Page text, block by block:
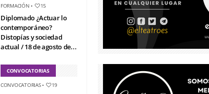
FORMACIÓN • 15
Diplomado ¿Actuar lo
contemporáneo?
Distopías y sociedad
actual / 18 de agosto de...
CONVOCATORIAS
CONVOCATORIAS• 19